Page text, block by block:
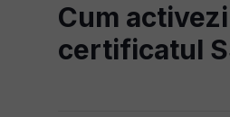
Cum activezi
certificatul